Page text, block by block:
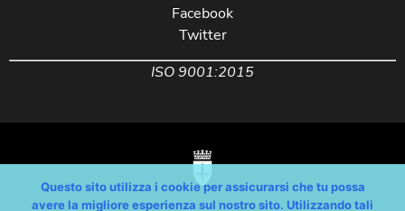
Facebook
Twitter
ISO 9001:2015
Questo sito utilizza i cookie per assicurarsi che tu possa
avere la migliore esperienza sul nostro sito. Utilizzando tali